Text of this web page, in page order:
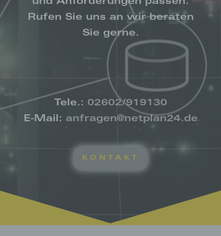
Rufen Sie uns an wir beraten
Sie gerne.
Tele.: 02602/919130
E-Mail: anfragen@netplan24.de
KONTAKT